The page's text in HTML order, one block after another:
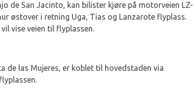
de San Jacinto, kan bilister kjøre på motorveien LZ-
østover i retning Uga, Tias og Lanzarote flyplass.
vise veien til flyplassen.
de las Mujeres, er koblet til hovedstaden via